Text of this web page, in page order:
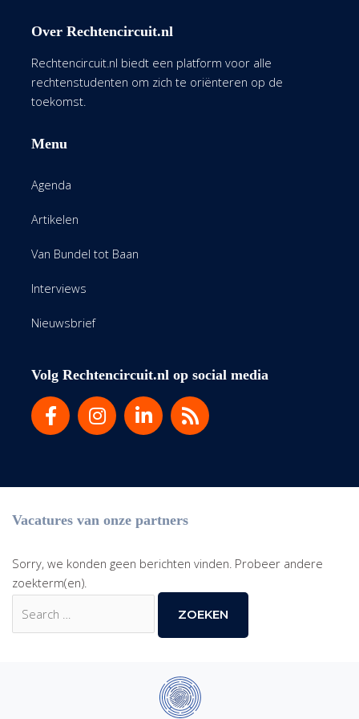
Over Rechtencircuit.nl
Rechtencircuit.nl biedt een platform voor alle
rechtenstudenten om zich te oriënteren op de
toekomst.
Menu
Agenda
Artikelen
Van Bundel tot Baan
Interviews
Nieuwsbrief
Volg Rechtencircuit.nl op social media
Vacatures van onze partners
Sorry, we konden geen berichten vinden. Probeer andere
zoekterm(en).
Zoek
naar: